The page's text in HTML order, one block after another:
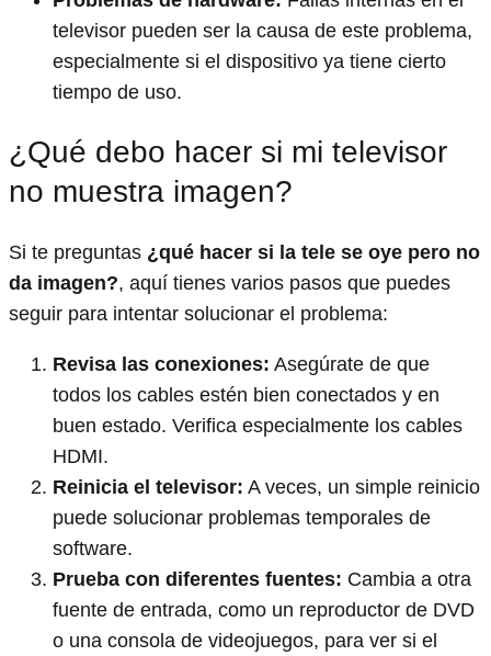
televisor pueden ser la causa de este problema,
especialmente si el dispositivo ya tiene cierto
tiempo de uso.
¿Qué debo hacer si mi televisor
no muestra imagen?
Si te preguntas ¿qué hacer si la tele se oye pero no
da imagen?, aquí tienes varios pasos que puedes
seguir para intentar solucionar el problema:
Revisa las conexiones: Asegúrate de que
todos los cables estén bien conectados y en
buen estado. Verifica especialmente los cables
HDMI.
Reinicia el televisor: A veces, un simple reinicio
puede solucionar problemas temporales de
software.
Prueba con diferentes fuentes: Cambia a otra
fuente de entrada, como un reproductor de DVD
o una consola de videojuegos, para ver si el